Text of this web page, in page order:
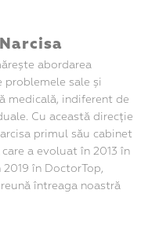
abordarea
sale și
medicală, indiferent de
Cu această direcție
primul său cabinet
a evoluat în 2013 în
în DoctorTop,
întreaga noastră